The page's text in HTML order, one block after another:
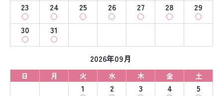
23
24 25 26 27 28
29
30
31
2026年09月
日 月 火 水 木 金 土
1 2 3 4
5